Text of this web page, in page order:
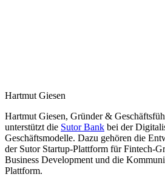
Hartmut Giesen
Hartmut Giesen, Gründer &
unterstützt die Sutor Bank bei der
Geschäftsmodelle. Dazu gehören die
der Sutor Startup-Plattform für Fintech-
Business Development und die
Plattform.